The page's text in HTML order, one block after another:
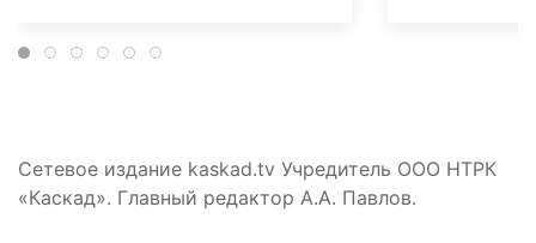
Сетевое издание kaskad.tv Учредитель ООО НТРК
«Каскад». Главный редактор А.А. Павлов.